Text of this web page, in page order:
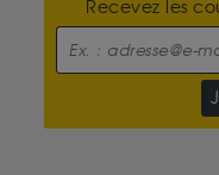
Recevez les